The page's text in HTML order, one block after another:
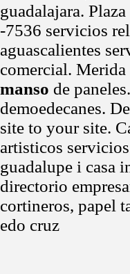
guadalajara.
-7536 servicios
aguascalientes
comercial.
manso de
demoedecanes.
site to your site.
artisticos
guadalupe i casa
directorio
cortineros, papel
edo cruz